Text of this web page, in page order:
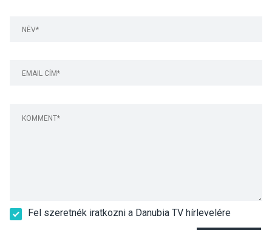
Fel szeretnék iratkozni a Danubia TV hírlevelére